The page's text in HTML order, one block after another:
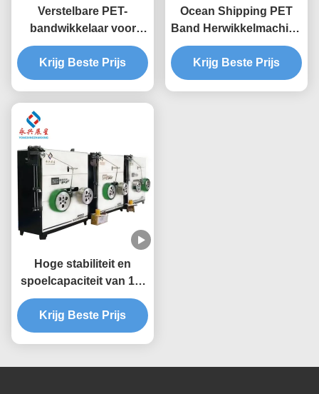
Verstelbare PET-
bandwikkelaar voor
hoge stabiliteit en
binnendiameterbereik
tot 400 mm
Krijg Beste Prijs
Ocean Shipping PET
Band Herwikkelmachine
9-32mm Breedtebereik
voor Zwaar Belast
Verpakken
Krijg Beste Prijs
Hoge stabiliteit en
spoelcapaciteit van 10-
70 kg PET-bandwinder
voor oceaanvaart op
zijn best
Krijg Beste Prijs